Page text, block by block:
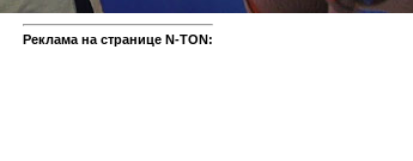
Реклама на странице N-TON: